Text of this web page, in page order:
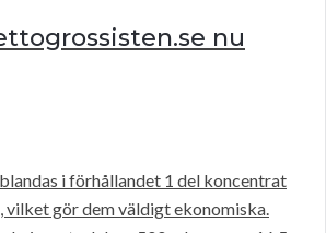
nu
i förhållandet 1 del koncentrat
vilket gör dem väldigt ekonomiska.